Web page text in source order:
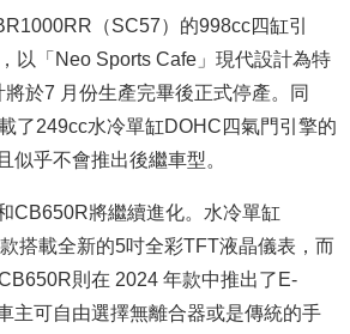
（SC57）的998cc四缸引
以「Neo Sports Cafe」現代設計為特
於7 月份生產完畢後正式停產。同
了249cc水冷單缸DOHC四氣門引擎的
似乎不會推出後繼車型。
CB650R將繼續進化。水冷單缸
搭載全新的5吋全彩TFT液晶儀表，而
則在 2024 年款中推出了E-
主可自由選擇無離合器或是傳統的手